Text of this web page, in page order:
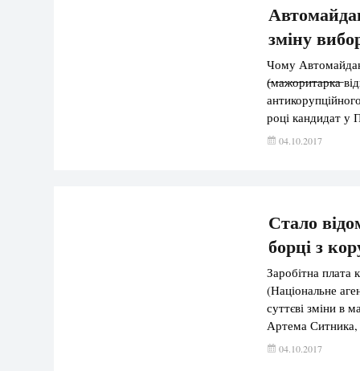
зміну
Чому Автомайдан
(̶м̶а̶ж̶о̶р̶и̶т̶а̶р̶к̶а̶
році кандидат у
обіцяв
04.10.2017
Стало
борці з
Заробітна
(Національне
суттєві зміни в
Артема Ситника,
ч. 1 ст. 52 закону
04.10.2017